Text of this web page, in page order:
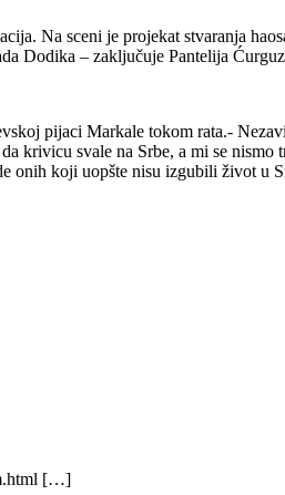
Na sceni je projekat stvaranja
Dodika – zaključuje Pantelija
pijaci Markale tokom rata.-
krivicu svale na Srbe, a mi se
onih koji uopšte nisu izgubili život u
[…]